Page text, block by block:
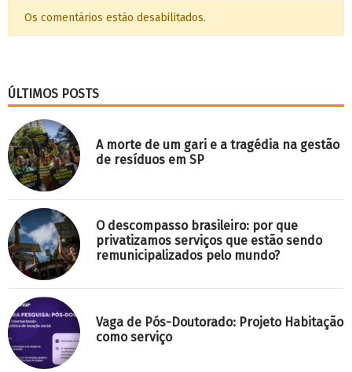
Os comentários estão desabilitados.
ÚLTIMOS POSTS
A morte de um gari e a tragédia na gestão
de resíduos em SP
O descompasso brasileiro: por que
privatizamos serviços que estão sendo
remunicipalizados pelo mundo?
Vaga de Pós-Doutorado: Projeto Habitação
como serviço